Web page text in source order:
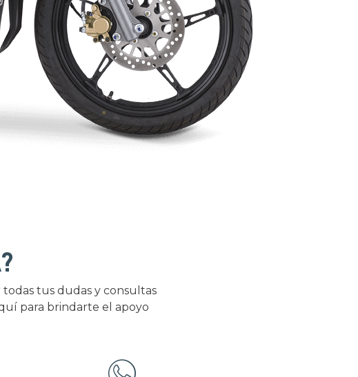
tus dudas y consultas
para brindarte el apoyo